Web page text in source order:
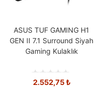
ASUS TUF GAMING H1
GEN II 7.1 Surround Siyah
Gaming Kulaklık
0
2.552,75₺